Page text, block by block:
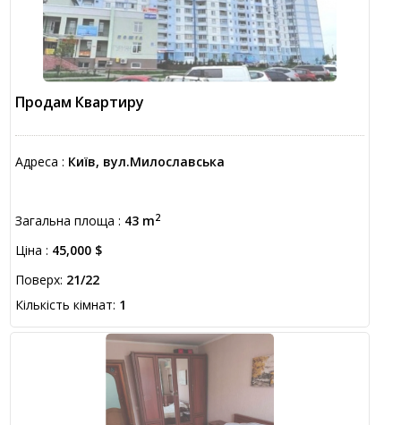
Продам Квартиру
Адреса : Київ, вул.Милославська
Загальна площа : 43 m2
Ціна : 45,000 $
Поверх: 21/22
Кількість кімнат: 1